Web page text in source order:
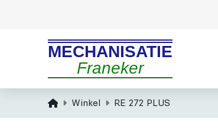
MECHANISATIE
Franeker
HomeWinkel RE 272 PLUS